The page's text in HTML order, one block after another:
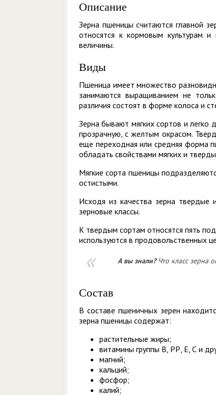
Описание
Зерна пшеницы считаются главной
относятся к кормовым культурам
величины.
Виды
Пшеница имеет множество
занимаются выращиванием не
различия состоят в форме колоса и
Зерна бывают мягких сортов и легко
прозрачную, с желтым окрасом.
еще переходная или средняя форма
обладать свойствами мягких и
Мягкие сорта пшеницы
остистыми.
Исходя из качества зерна твердые
зерновые классы.
К твердым сортам относятся пять
используются в продовольственных
А вы знали?Что класс зерна
Состав
В составе пшеничных зерен
зерна пшеницы содержат:
растительные жиры;
витамины группы В, РР, Е, С и
магний;
кальций;
фосфор;
калий;